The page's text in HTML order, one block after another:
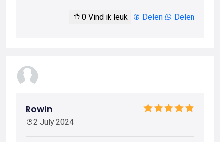
0 Vind ik leuk Delen Delen
Rowin
2 July 2024